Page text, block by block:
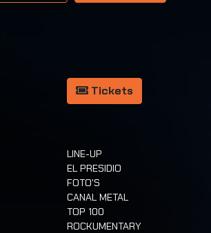
Tickets
LINE-UP
EL PRESIDIO
FOTO'S
CANAL METAL
TOP 100
ROCKUMENTARY